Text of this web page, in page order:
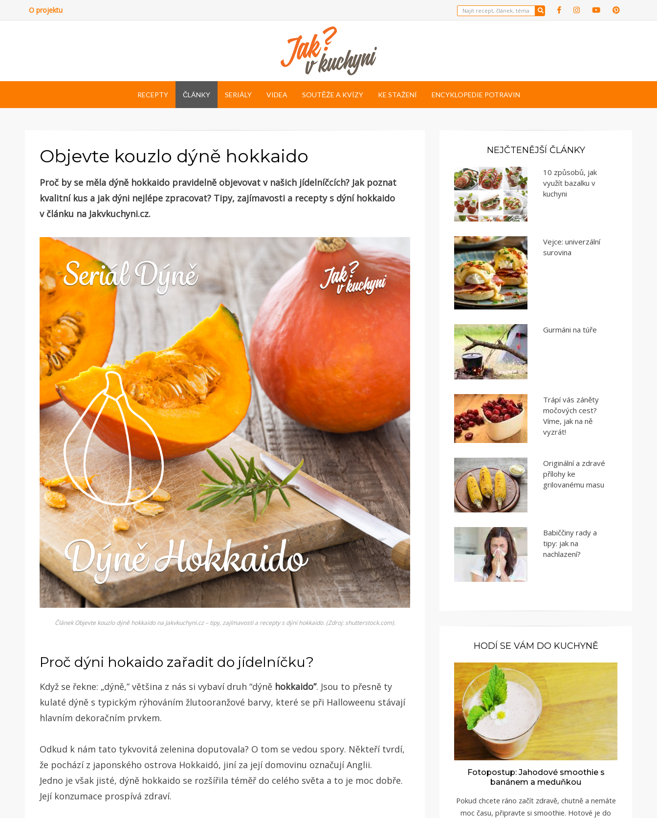
O projektu
RECEPTY ČLÁNKY SERIÁLY VIDEA SOUTĚŽE A KVÍZY KE STAŽENÍ ENCYKLOPEDIE POTRAVIN
Objevte kouzlo dýně hokkaido
Proč by se měla dýně hokkaido pravidelně objevovat v našich jídelníčcích? Jak poznat
kvalitní kus a jak dýni nejlépe zpracovat? Tipy, zajímavosti a recepty s dýní hokkaido
v článku na Jakvkuchyni.cz.
Článek Objevte kouzlo dýně hokkaido na Jakvkuchyni.cz – tipy, zajímavosti a recepty s dýní hokkaido. (Zdroj: shutterstock.com).
Proč dýni hokaido zařadit do jídelníčku?
Když se řekne: „dýně,” většina z nás si vybaví druh “dýně hokkaido”. Jsou to přesně ty
kulaté dýně s typickým rýhováním žlutooranžové barvy, které se při Halloweenu stávají
hlavním dekoračním prvkem.
Odkud k nám tato tykvovitá zelenina doputovala? O tom se vedou spory. Někteří tvrdí,
že pochází z japonského ostrova Hokkaidó, jiní za její domovinu označují Anglii.
Jedno je však jisté, dýně hokkaido se rozšířila téměř do celého světa a to je moc dobře.
Její konzumace prospívá zdraví.
NEJČTENĚJŠÍ ČLÁNKY
10 způsobů, jak
využít bazalku v
kuchyni
Vejce: univerzální
surovina
Gurmáni na túře
Trápí vás záněty
močových cest?
Víme, jak na ně
vyzrát!
Originální a zdravé
přílohy ke
grilovanému masu
Babiččiny rady a
tipy: jak na
nachlazení?
HODÍ SE VÁM DO KUCHYNĚ
Fotopostup: Jahodové smoothie s
banánem a meduňkou
Pokud chcete ráno začít zdravě, chutně a nemáte
moc času, připravte si smoothie. Hotové je do